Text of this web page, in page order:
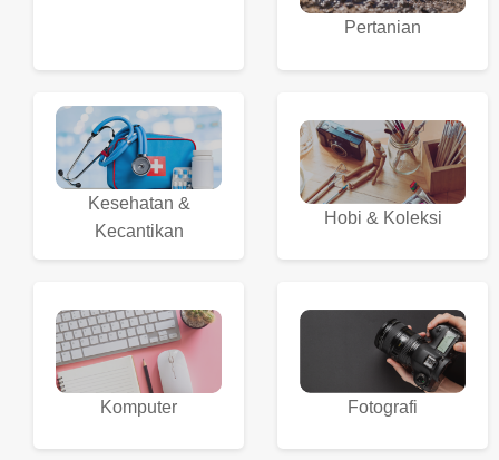
Pertanian
Kesehatan &
Kecantikan
Hobi & Koleksi
Komputer Fotografi